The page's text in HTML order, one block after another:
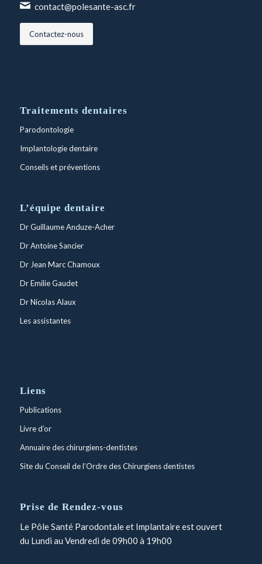
contact@polesante-asc.fr
Contactez-nous
Traitements dentaires
Parodontologie
Implantologie dentaire
Conseils et préventions
L’équipe dentaire
Dr Guillaume Anduze-Acher
Dr Antoine Sancier
Dr Jean Marc Chamoux
Dr Emilie Gaudet
Dr Nicolas Alaux
Les assistantes
Liens
Publications
Livre d’or
Annuaire des chirurgiens-dentistes
Site du Conseil de l’Ordre des Chirurgiens dentistes
Prise de Rendez-vous
Le Pôle Santé Parodontale et Implantaire est ouvert
du Lundi au Vendredi de 09h00 à 19h00